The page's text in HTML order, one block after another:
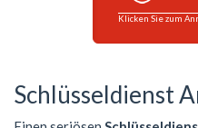
Klicken Sie zum
Schlüsseldienst